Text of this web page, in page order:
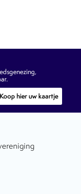
Koop hier uw kaartje